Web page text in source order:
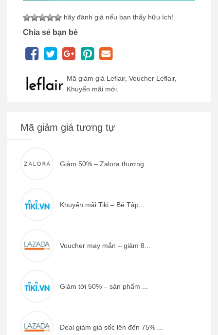
hãy đánh giá nếu bạn thấy hữu ích!
Chia sẻ bạn bè
Mã giảm giá Leflair, Voucher Leflair,
Khuyến mãi mới.
Mã giảm giá tương tự
Giảm 50% – Zalora thương...
Khuyến mãi Tiki – Bé Tập...
Voucher may mắn – giảm 8...
Giảm tới 50% – sản phẩm ...
Deal giảm giá sốc lên đến 75% ...